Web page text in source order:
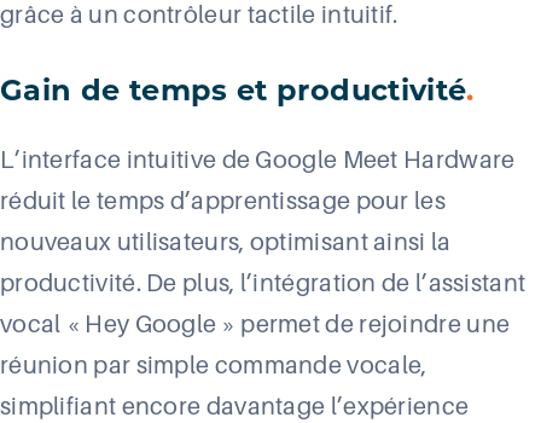
grâce à un contrôleur tactile intuitif.
Gain de temps et productivité.
L’interface intuitive de Google Meet Hardware
réduit le temps d’apprentissage pour les
nouveaux utilisateurs, optimisant ainsi la
productivité. De plus, l’intégration de l’assistant
vocal « Hey Google » permet de rejoindre une
réunion par simple commande vocale,
simplifiant encore davantage l’expérience